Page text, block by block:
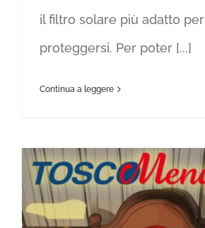
il filtro solare più adatto per
proteggersi. Per poter [...]
Continua a leggere